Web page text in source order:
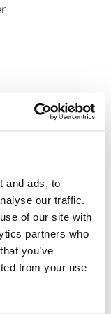
and ads, to
our traffic.
of our site with
partners who
you’ve
from your use
Nedlastinger
å passe inn i
alt fra maling
har 34